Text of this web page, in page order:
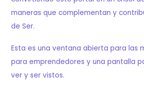
maneras que complementan y
de Ser.
Esta es una ventana abierta para las
para emprendedores y una pantalla
ver y ser vistos.